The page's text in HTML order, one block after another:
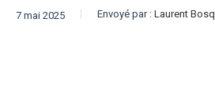
7 mai 2025 Envoyé par : Laurent Bosq